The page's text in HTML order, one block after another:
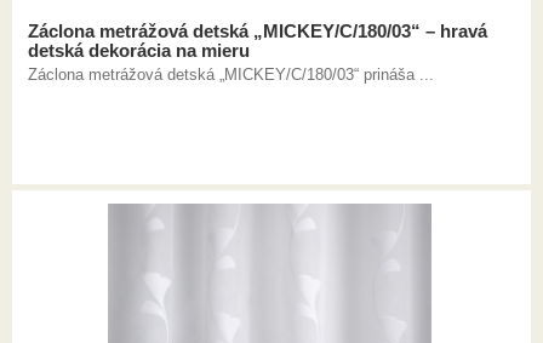
Záclona metrážová detská „MICKEY/C/180/03“ – hravá
detská dekorácia na mieru
Záclona metrážová detská „MICKEY/C/180/03“ prináša ...